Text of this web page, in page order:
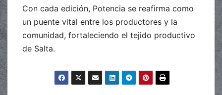
Con cada edición, Potencia se reafirma como
un puente vital entre los productores y la
comunidad, fortaleciendo el tejido productivo
de Salta.